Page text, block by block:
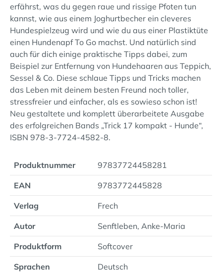
erfährst, was du gegen raue und rissige Pfoten tun
kannst, wie aus einem Joghurtbecher ein cleveres
Hundespielzeug wird und wie du aus einer Plastiktüte
einen Hundenapf To Go machst. Und natürlich sind
auch für dich einige praktische Tipps dabei, zum
Beispiel zur Entfernung von Hundehaaren aus Teppich,
Sessel & Co. Diese schlaue Tipps und Tricks machen
das Leben mit deinem besten Freund noch toller,
stressfreier und einfacher, als es sowieso schon ist!
Neu gestaltete und komplett überarbeitete Ausgabe
des erfolgreichen Bands „Trick 17 kompakt - Hunde“,
ISBN 978-3-7724-4582-8.
Produktnummer 97837724458281
EAN 9783772445828
Verlag Frech
Autor Senftleben, Anke-Maria
Produktform Softcover
Sprachen Deutsch